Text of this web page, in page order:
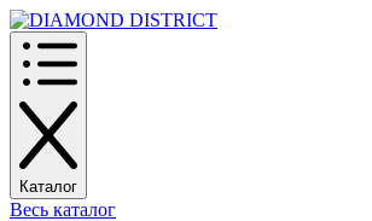
Каталог
Весь каталог